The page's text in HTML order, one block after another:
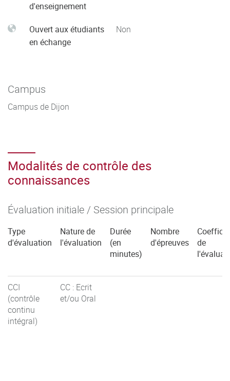
d'enseignement
Ouvert aux étudiants
en échange
Non
Campus
Campus de Dijon
Modalités de contrôle des
connaissances
Évaluation initiale / Session principale
Type
d'évaluation
Nature de
l'évaluation
Durée
(en
minutes)
Nombre
d'épreuves
de
CCI
(contrôle
continu
intégral)
CC : Ecrit
et/ou Oral